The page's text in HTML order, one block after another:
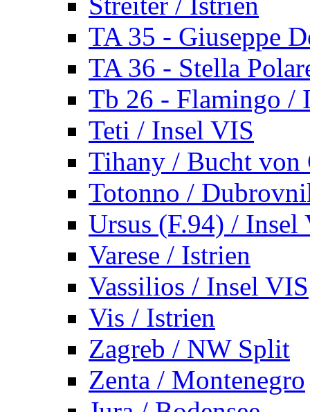
TA 35 - Giuseppe
TA 36 - Stella
Tb 26 - Flamingo /
Teti / Insel VIS
Tihany / Bucht von
Totonno /
Ursus (F.94) / Insel
Varese / Istrien
Vassilios / Insel VIS
Vis / Istrien
Zagreb / NW Split
Zenta / Montenegro